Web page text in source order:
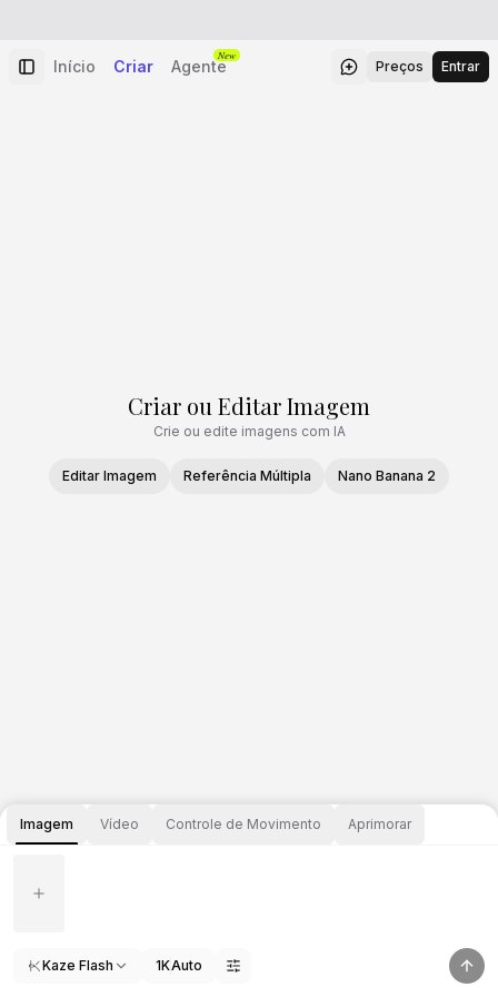
Início Criar Agente
New
Preços Entrar
Criar ou Editar Imagem
Crie ou edite imagens com IA
Editar Imagem Referência Múltipla Nano Banana 2
Imagem Vídeo Controle de Movimento Aprimorar
Kaze Flash 1KAuto